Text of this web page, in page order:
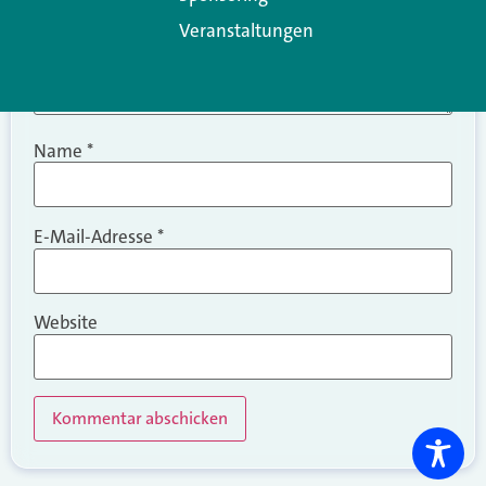
Name *
E-Mail-Adresse *
Website
Alternative:
Veranstaltungen